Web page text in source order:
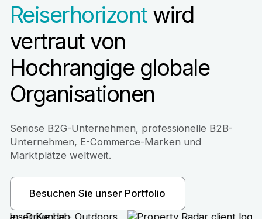
Reiserhorizontwird
vertraut von
Hochrangige globale
Organisationen
Seriöse B2G-Unternehmen, professionelle B2B-
Unternehmen, E-Commerce-Marken und
Marktplätze weltweit.
Besuchen Sie unser Portfolio